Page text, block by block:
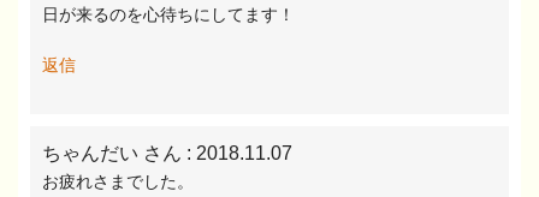
日が来るのを心待ちにしてます！
返信
ちゃんだい さん : 2018.11.07
お疲れさまでした。